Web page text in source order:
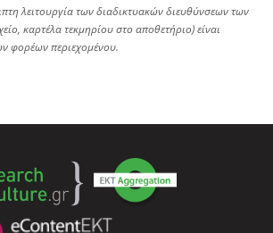
λειτουργία των διαδικτυακών διευθύνσεων των
καρτέλα τεκμηρίου στο αποθετήριο) είναι
φορέων περιεχομένου.